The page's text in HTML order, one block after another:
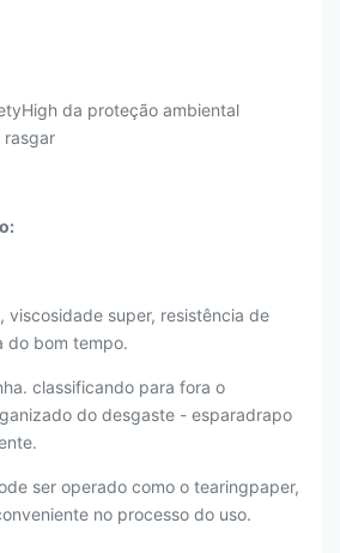
da proteção ambiental
rasgar
viscosidade super, resistência de
do bom tempo.
classificando para fora o
do desgaste - esparadrapo
ser operado como o tearingpaper,
no processo do uso.